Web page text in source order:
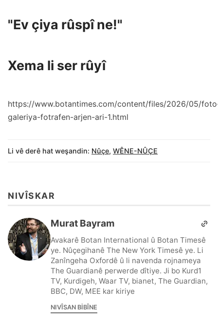
"Ev çiya rûspî ne!"
Xema li ser rûyî
https://www.botantimes.com/content/files/2026/05/
galeriya-fotrafen-arjen-ari-1.html
Li vê derê hat weşandin: Nûçe, WÊNE-NÛÇE
NIVÎSKAR
Murat Bayram
Avakarê Botan International û Botan Timesê
ye. Nûçegihanê The New York Timesê ye. Li
Zanîngeha Oxfordê û li navenda rojnameya
The Guardianê perwerde dîtiye. Ji bo Kurd1
TV, Kurdigeh, Waar TV, bianet, The Guardian,
BBC, DW, MEE kar kiriye
NIVÎSAN BIBÎNE